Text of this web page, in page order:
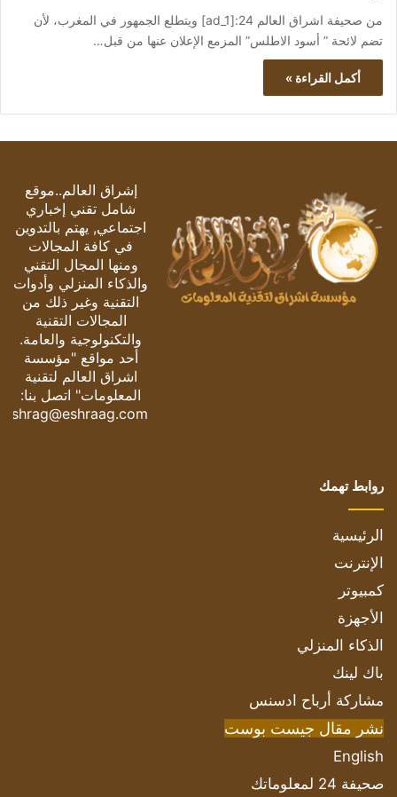
من صحيفة اشراق العالم 24:[ad_1] ويتطلع الجمهور في المغرب، لأن
تضم لائحة ” أسود الاطلس” المزمع الإعلان عنها من قبل…
أكمل القراءة »
إشراق العالم..موقع
شامل تقني إخباري
اجتماعي, يهتم بالتدوين
في كافة المجالات
ومنها المجال التقني
والذكاء المنزلي وأدوات
التقنية وغير ذلك من
المجالات التقنية
والتكنولوجية والعامة.
أحد مواقع "مؤسسة
اشراق العالم لتقنية
المعلومات" اتصل بنا:
eshrag@eshraag.com
روابط تهمك
الرئيسية
الإنترنت
كمبيوتر
الأجهزة
الذكاء المنزلي
باك لينك
مشاركة أرباح ادسنس
نشر مقال جيست بوست
English
صحيفة 24 لمعلوماتك